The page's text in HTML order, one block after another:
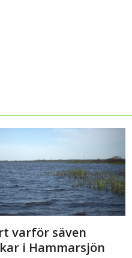
varför säven
i Hammarsjön